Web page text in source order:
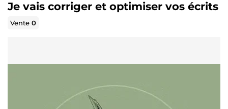
Je vais corriger et optimiser vos écrits
Vente0